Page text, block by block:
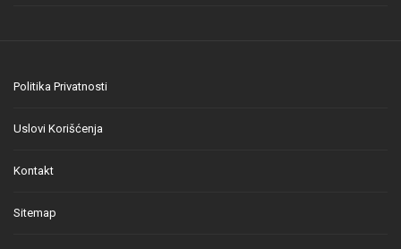
Politika Privatnosti
Uslovi Korišćenja
Kontakt
Sitemap